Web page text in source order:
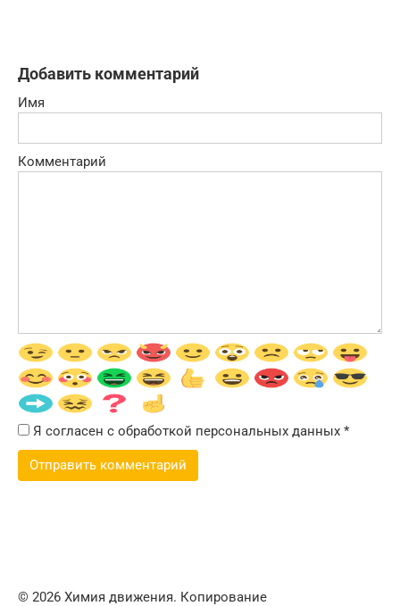
Добавить комментарий
Имя
Комментарий
Я согласен с обработкой персональных данных *
© 2026 Химия движения. Копирование